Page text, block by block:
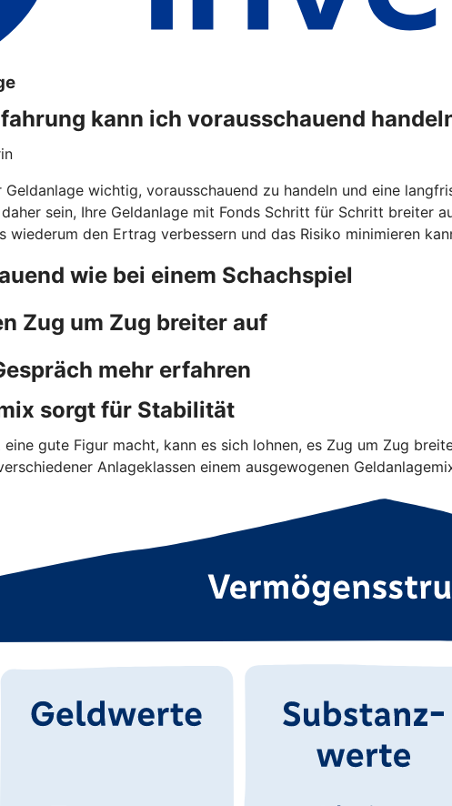
kann ich vorausschauend
wichtig, vorausschauend zu handeln und eine
sein, Ihre Geldanlage mit Fonds Schritt für Schritt breiter
wiederum den Ertrag verbessern und das Risiko minimieren
wie bei einem Schachspiel
Zug um Zug breiter auf
mehr erfahren
sorgt für Stabilität
gute Figur macht, kann es sich lohnen, es Zug um Zug
Anlageklassen einem ausgewogenen